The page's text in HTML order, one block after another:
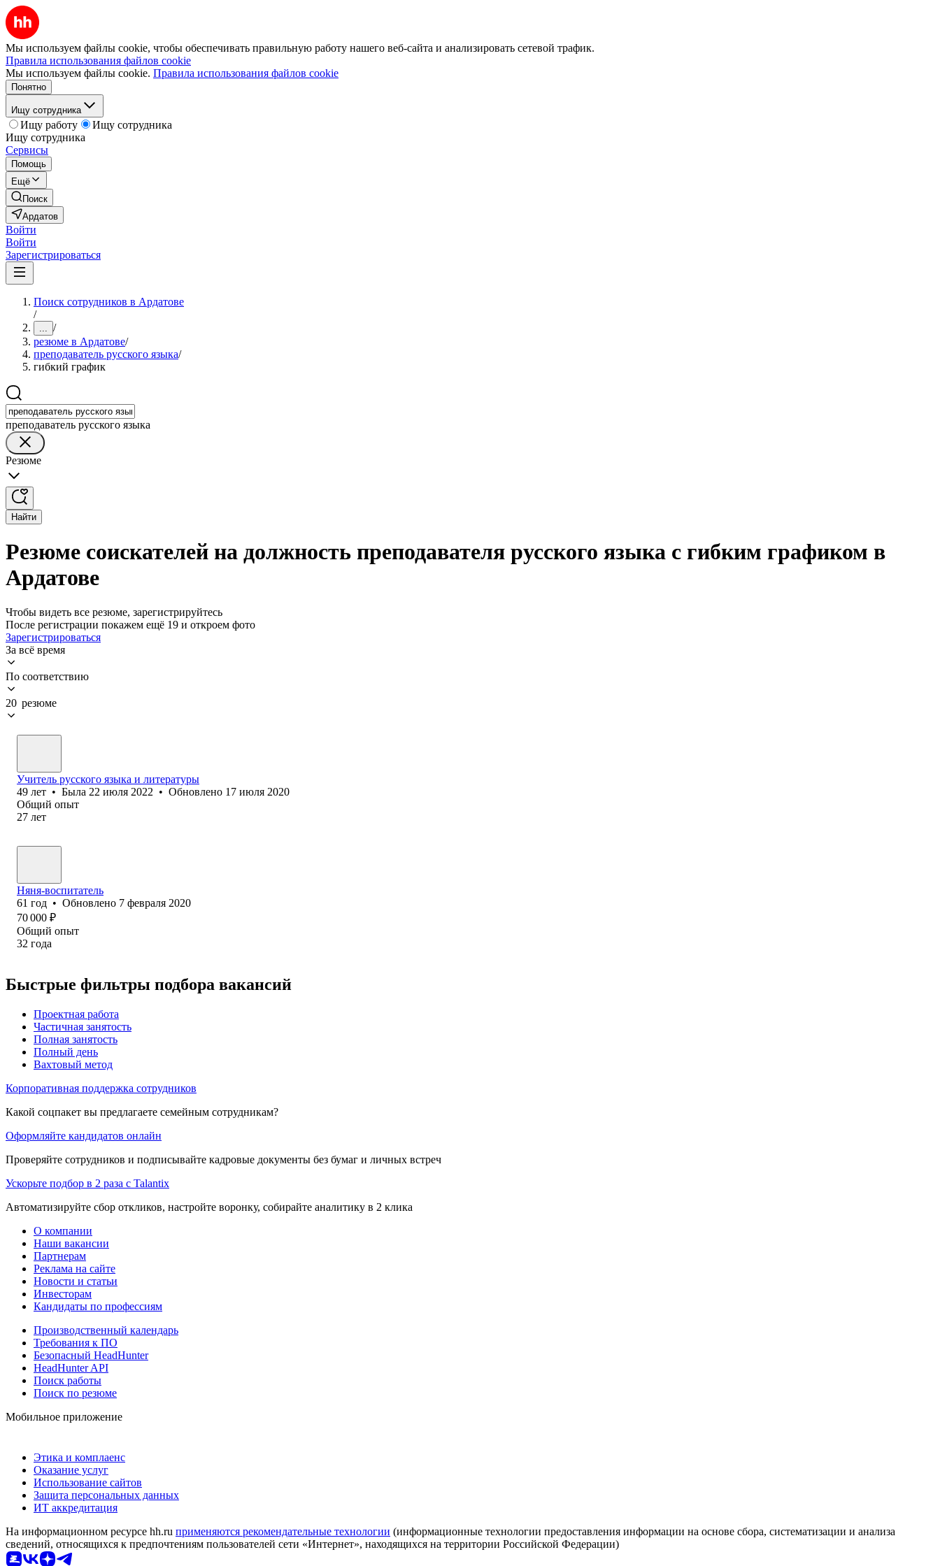
Мы используем файлы cookie, чтобы обеспечивать правильную работу нашего веб-сайта и анализировать сетевой трафик.
Правила использования файлов cookie
Мы используем файлы cookie. Правила использования файлов cookie
Понятно
Ищу сотрудника
Ищу работу
Ищу сотрудника
Ищу сотрудника
Сервисы
Помощь
Ещё
Поиск
Ардатов
Войти
Войти
Зарегистрироваться
Поиск сотрудников в Ардатове
/
... /
резюме в Ардатове/
преподаватель русского языка/
гибкий график
преподаватель русского языка
Резюме
Найти
Резюме соискателей на должность преподавателя русского языка с гибким графиком в
Ардатове
Чтобы видеть все резюме, зарегистрируйтесь
После регистрации покажем ещё 19 и откроем фото
Зарегистрироваться
За всё время
По соответствию
20 резюме
Учитель русского языка и литературы
49 лет • Была 22 июля 2022 • Обновлено 17 июля 2020
Общий опыт
27 лет
Няня-воспитатель
61 год • Обновлено 7 февраля 2020
70 000 ₽
Общий опыт
32 года
Быстрые фильтры подбора вакансий
Проектная работа
Частичная занятость
Полная занятость
Полный день
Вахтовый метод
Корпоративная поддержка сотрудников
Какой соцпакет вы предлагаете семейным сотрудникам?
Оформляйте кандидатов онлайн
Проверяйте сотрудников и подписывайте кадровые документы без бумаг и личных встреч
Ускорьте подбор в 2 раза с Talantix
Автоматизируйте сбор откликов, настройте воронку, собирайте аналитику в 2 клика
О компании
Наши вакансии
Партнерам
Реклама на сайте
Новости и статьи
Инвесторам
Кандидаты по профессиям
Производственный календарь
Требования к ПО
Безопасный HeadHunter
HeadHunter API
Поиск работы
Поиск по резюме
Мобильное приложение
Этика и комплаенс
Оказание услуг
Использование сайтов
Защита персональных данных
ИТ аккредитация
На информационном ресурсе hh.ru применяются рекомендательные технологии (информационные технологии предоставления информации на основе сбора, систематизации и анализа
сведений, относящихся к предпочтениям пользователей сети «Интернет», находящихся на территории Российской Федерации)